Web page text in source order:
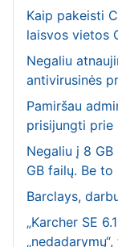
Kaip pakeisti
laisvos vietos
Negaliu
antivirusinės
Pamiršau
prisijungti prie
Negaliu į 8
GB failų. Be
Barclays,
„Karcher SE